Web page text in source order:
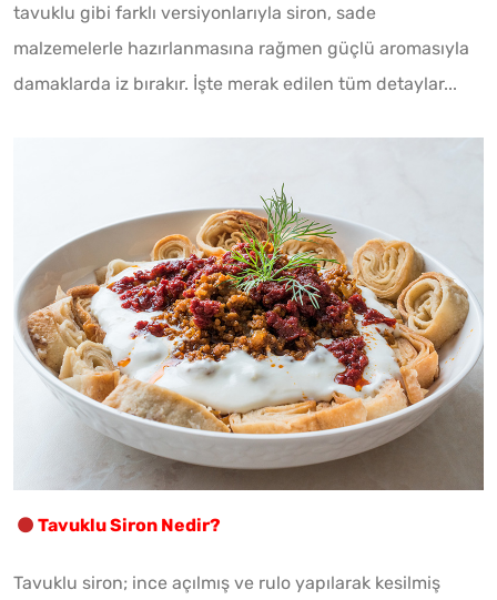
tavuklu gibi farklı versiyonlarıyla siron, sade
malzemelerle hazırlanmasına rağmen güçlü aromasıyla
damaklarda iz bırakır. İşte merak edilen tüm detaylar...
Tavuklu Siron Nedir?
Tavuklu siron; ince açılmış ve rulo yapılarak kesilmiş